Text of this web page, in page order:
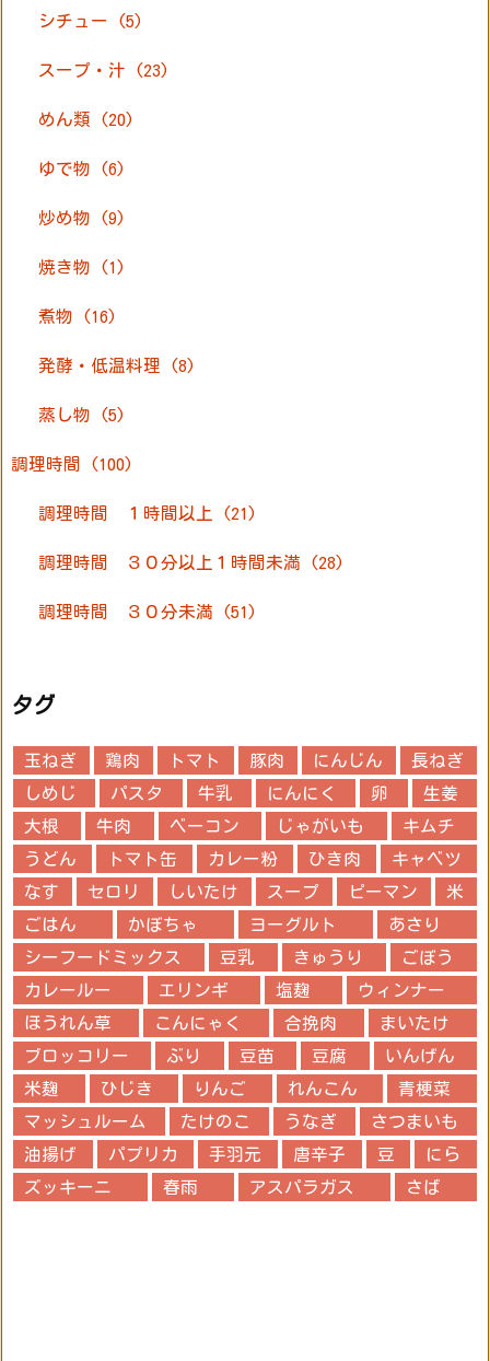
シチュー (5)
スープ・汁 (23)
めん類 (20)
ゆで物 (6)
炒め物 (9)
焼き物 (1)
煮物 (16)
発酵・低温料理 (8)
蒸し物 (5)
調理時間 (100)
調理時間 １時間以上 (21)
調理時間 ３０分以上１時間未満 (28)
調理時間 ３０分未満 (51)
タグ
玉ねぎ 鶏肉 トマト 豚肉 にんじん
長ねぎ
しめじ
パスタ 牛乳 にんにく 卵
生姜
大根
牛肉 ベーコン じゃがいも
キムチ
うどん
トマト缶 カレー粉 ひき肉
キャベツ
なす
セロリ しいたけ スープ ピーマン
米
ごはん
かぼちゃ ヨーグルト
あさり
シーフードミックス
豆乳 きゅうり
ごぼう
カレールー
エリンギ 塩麹
ウィンナー
ほうれん草
こんにゃく 合挽肉
まいたけ
ブロッコリー
ぶり 豆苗 豆腐
いんげん
米麹
ひじき りんご れんこん
青梗菜
マッシュルーム
たけのこ うなぎ
さつまいも
油揚げ
パプリカ 手羽元 唐辛子 豆
にら
ズッキーニ
春雨 アスパラガス さば